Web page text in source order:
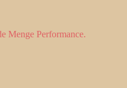
Menge Performance.